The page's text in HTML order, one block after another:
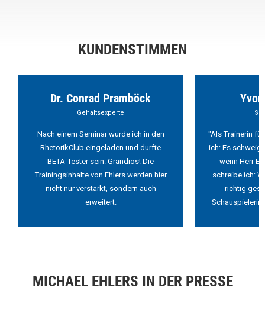
KUNDENSTIMMEN
Dr. Conrad Pramböck
Gehaltsexperte
Nach einem Seminar wurde ich in den
RhetorikClub eingeladen und durfte
BETA-Tester sein. Grandios! Die
Trainingsinhalte von Ehlers werden hier
nicht nur verstärkt, sondern auch
erweitert.
"Als Trainerin
ich: Es
wenn Herr
schreibe ich:
richtig
Schauspielerin
MICHAEL EHLERS IN DER PRESSE